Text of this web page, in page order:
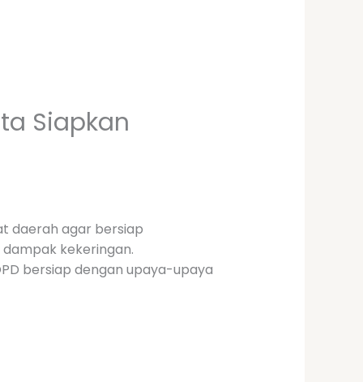
Siapkan
daerah agar bersiap
kekeringan.
bersiap dengan upaya-upaya